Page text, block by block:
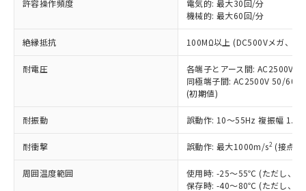
許容操作頻度
電気的: 最大30回/分
機械的: 最大60回/分
絶縁抵抗 100MΩ以上 (DC500Vメガ、点
耐電圧
各端子とアース間: AC2500V
同極端子間: AC2500V 50/
(初期値)
耐振動 誤動作: 10～55Hz 複振幅
耐衝撃 誤動作: 最大1000m/s2 (接点
周囲温度範囲
使用時: -25～55℃ (ただし、氷
保存時: -40～80℃ (ただし、氷
正式な納期状況および標準価格はお客
様のお取引先、またはお客様担当のオ
ムロン制御機器販売店・当社販売員に
オムロン制御機器販売店や当社販売拠
販売ネットワーク
」をご確認
在庫状況および標準価格結果を当社の
事前の承諾なく第三者に漏洩または開
示しないようお願いします。
マイパーツ機能（部品リスト作成サー
ビス）をご利用いただくには、I-Web
(PBDE) 1000ppm以下、フタル酸ビス(2-エチルヘキシ
ル) (DEHP)(別名：DOP) 1000ppm以下、フタル酸ブチ
(DIBP) 1000ppm以下
但し、RoHS指令で産業用監視および制御機器に対する
フタル酸エステル類の４物質については閾値を超える意
図的な使用がないことを確認しています。
部品在庫の切り替え状況などにより、予定
月が前後することがあります。
ニル類) : 1000ppm、 PBDEs(ポリ臭化ジフェニルエーテ
DBP(フタル酸ジブチル) : 1000ppm、 DIBP(フタル酸ジ
イソブチル) : 1000ppm、 BBP(フタル酸ブチルベンジ
ル) : 1000ppm、
DEHP(フタル酸ビス(2-エチルヘキシル)) : 1000ppm
「ｅ」：有害物質（10物質）のすべてが基
準値以下であることを示します。
「10」：通常の使用状況下において有害物
質が外部に漏えいし、環境に深刻な影響を
及ぼさない年数を意味します。
当社は規制貨物を破棄する場合は、完
全に破砕するなど、違法に輸出されな
いよう必要な手段を講じます。
当社は貴社製品を、核兵器、ミサイ
ル、化学兵器、生物兵器またはその他
武器並びにこれらの製造装置等に一切
当社は、貴社製品を第三者に販売する
場合は、上記1、2および3の内容を当
該第三者に通知します。また当社は、
販売先および販売に係わる関係者が違
法に輸出するおそれがある場合は、取
り引きをいたしません。
○ 一定数以上の在庫あり
一定数には満たないが在庫あり
在庫なし(最新の在庫状況につ
いては、お客様のお取引先、ま
たはお客様担当のオムロン制御
機器販売店・当社販売員にご確
白
受注生産機種、また在庫状況の
情報を公開していない機種